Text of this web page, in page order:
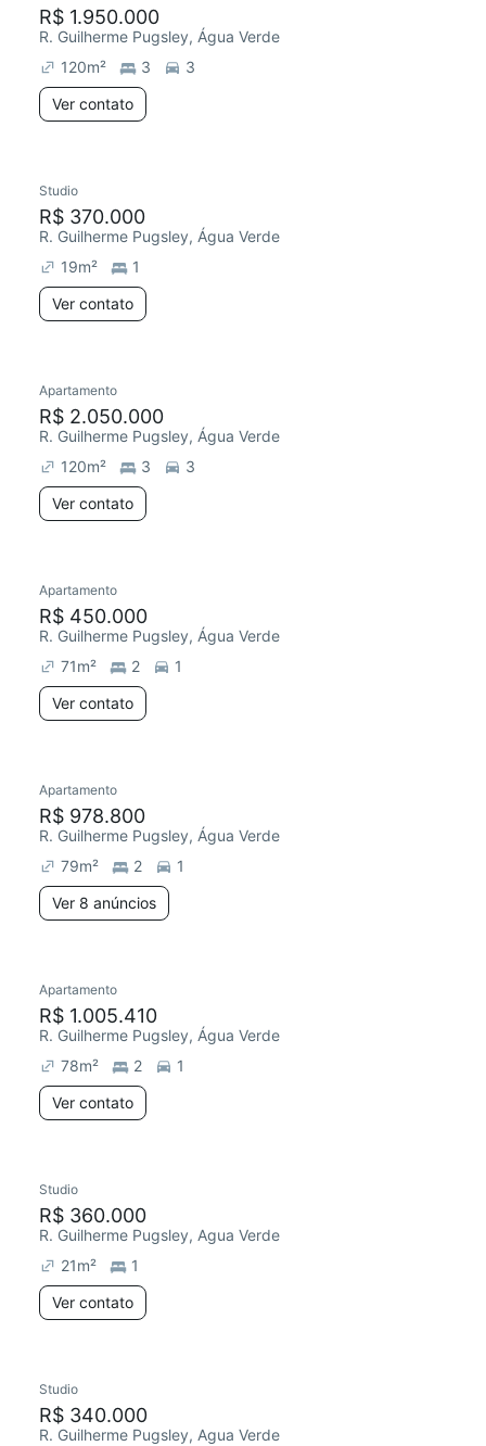
R$ 1.950.000
R. Guilherme Pugsley, Água Verde
120m² 3
3
Ver contato
Studio
R$ 370.000
R. Guilherme Pugsley, Água Verde
19m²
1
Ver contato
Apartamento
R$ 2.050.000
R. Guilherme Pugsley, Água Verde
120m² 3
3
Ver contato
Apartamento
R$ 450.000
R. Guilherme Pugsley, Água Verde
71m² 2
1
Ver contato
Apartamento
R$ 978.800
R. Guilherme Pugsley, Água Verde
79m² 2
1
Ver 8 anúncios
Apartamento
R$ 1.005.410
R. Guilherme Pugsley, Água Verde
78m² 2
1
Ver contato
Studio
R$ 360.000
R. Guilherme Pugsley, Agua Verde
21m²
1
Ver contato
Studio
R$ 340.000
R. Guilherme Pugsley, Agua Verde